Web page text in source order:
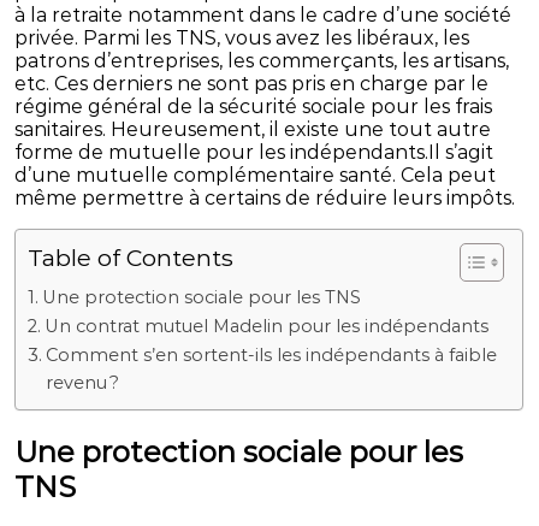
à la retraite notamment dans le cadre d’une société
privée. Parmi les TNS, vous avez les libéraux, les
patrons d’entreprises, les commerçants, les artisans,
etc. Ces derniers ne sont pas pris en charge par le
régime général de la sécurité sociale pour les frais
sanitaires. Heureusement, il existe une tout autre
forme de mutuelle pour les indépendants.Il s’agit
d’une mutuelle complémentaire santé. Cela peut
même permettre à certains de réduire leurs impôts.
Table of Contents
Une protection sociale pour les TNS
Un contrat mutuel Madelin pour les indépendants
Comment s’en sortent-ils les indépendants à faible
revenu ?
Une protection sociale pour les
TNS